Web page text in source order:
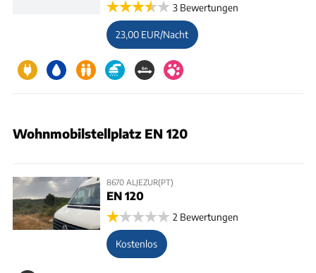
3 Bewertungen
23,00 EUR/Nacht
Wohnmobilstellplatz EN 120
8670 ALJEZUR(PT)
EN 120
2 Bewertungen
Kostenlos